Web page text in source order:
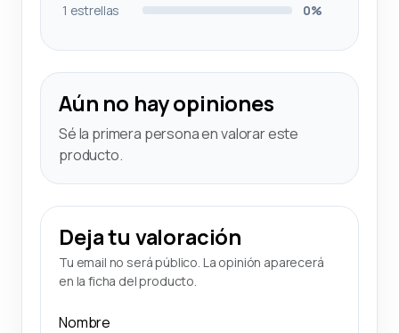
1 estrellas
0%
Aún no hay opiniones
Sé la primera persona en valorar este
producto.
Deja tu valoración
Tu email no será público. La opinión aparecerá
en la ficha del producto.
Nombre